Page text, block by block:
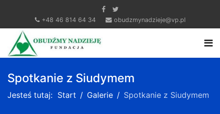
+48 46 814 64 34 obudzmynadzieje@vp.pl
Spotkanie z Siudymem
Jesteś tutaj: Start Galerie Spotkanie z Siudymem